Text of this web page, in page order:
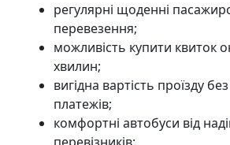
регулярні щоденні
перевезення;
можливість купити квиток
хвилин;
вигідна вартість проїзду
платежів;
комфортні автобуси від